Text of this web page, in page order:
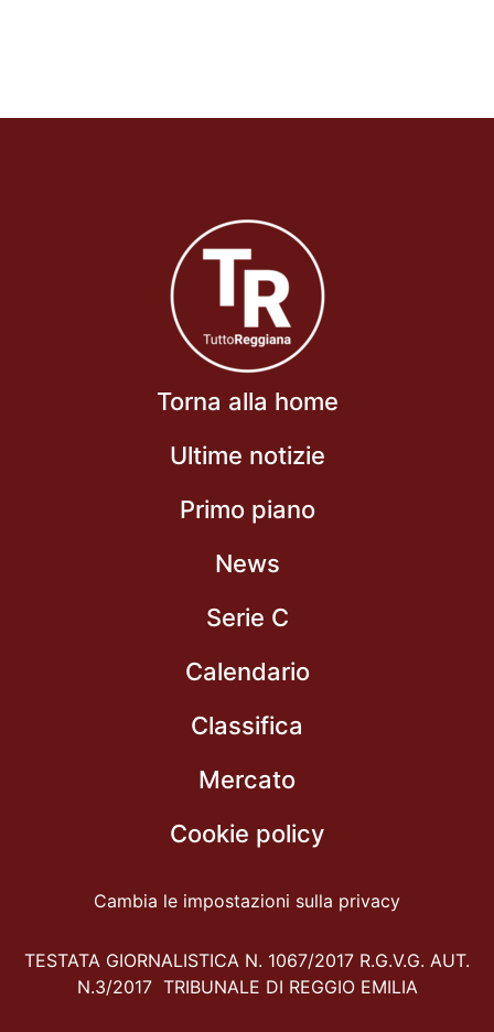
Torna alla home
Ultime notizie
Primo piano
News
Serie C
Calendario
Classifica
Mercato
Cookie policy
Cambia le impostazioni sulla privacy
TESTATA GIORNALISTICA N. 1067/2017 R.G.V.G. AUT.
N.3/2017 TRIBUNALE DI REGGIO EMILIA